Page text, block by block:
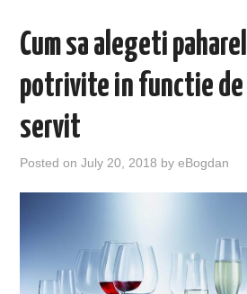
Cum sa alegeti
potrivite in functie
servit
Posted onJuly 20, 2018 byeBogdan